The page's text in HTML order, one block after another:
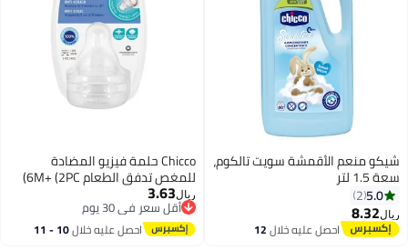
شيكو منعم الأقمشة سويت تالكوم،
سعة 1.5 لتر
5.0
2
ريال8.32
احصل عليه خلال12
Chicco حلمة فيزيو المضادة
للمغص تدفق الطعام 6M+ (2PC)
ريال3.63
أقل سعر في 30 يوم
أقل سعر في 30 يوماحصل عليه خلال 10 - 11